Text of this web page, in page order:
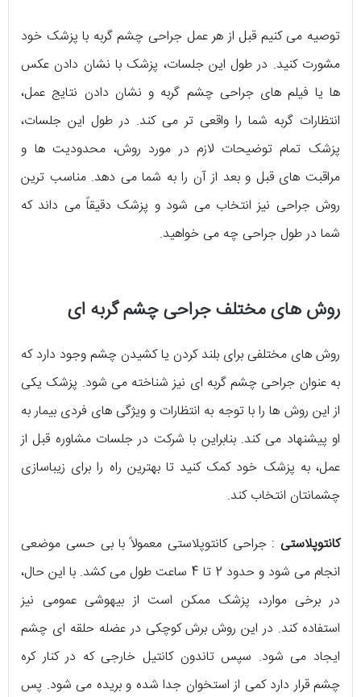
توصیه می کنیم قبل از هر عمل جراحی چشم گربه با پزشک خود
مشورت کنید. در طول این جلسات، پزشک با نشان دادن عکس
ها یا فیلم های جراحی چشم گربه و نشان دادن نتایج عمل،
انتظارات گربه شما را واقعی تر می کند. در طول این جلسات،
پزشک تمام توضیحات لازم در مورد روش، محدودیت ها و
مراقبت های قبل و بعد از آن را به شما می دهد. مناسب ترین
روش جراحی نیز انتخاب می شود و پزشک دقیقاً می داند که
شما در طول جراحی چه می خواهید.
روش های مختلف جراحی چشم گربه ای
روش های مختلفی برای بلند کردن یا کشیدن چشم وجود دارد که
به عنوان جراحی چشم گربه ای نیز شناخته می شود. پزشک یکی
از این روش ها را با توجه به انتظارات و ویژگی های فردی بیمار به
او پیشنهاد می کند. بنابراین با شرکت در جلسات مشاوره قبل از
عمل، به پزشک خود کمک کنید تا بهترین راه را برای زیباسازی
چشمانتان انتخاب کند.
کانتوپلاستی : جراحی کانتوپلاستی معمولاً با بی حسی موضعی
انجام می شود و حدود 2 تا 4 ساعت طول می کشد. با این حال،
در برخی موارد، پزشک ممکن است از بیهوشی عمومی نیز
استفاده کند. در این روش برش کوچکی در عضله حلقه ای چشم
ایجاد می شود. سپس تاندون کانتیل خارجی که در کنار کره
چشم قرار دارد کمی از استخوان جدا شده و بریده می شود. پس